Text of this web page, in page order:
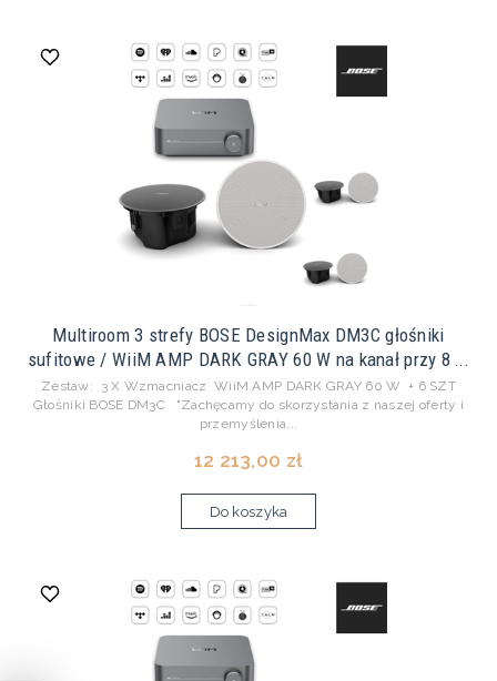
Multiroom 3 strefy BOSE DesignMax DM3C głośniki
sufitowe / WiiM AMP DARK GRAY 60 W na kanał przy 8 ...
Zestaw: 3 X Wzmacniacz WiiM AMP DARK GRAY 60 W + 6 SZT
Głośniki BOSE DM3C "Zachęcamy do skorzystania z naszej oferty i
przemyślenia...
12 213,00 zł
Do koszyka